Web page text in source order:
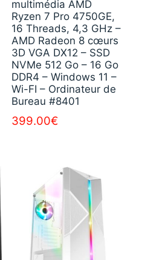
multimédia AMD
Ryzen 7 Pro 4750GE,
16 Threads, 4,3 GHz –
AMD Radeon 8 cœurs
3D VGA DX12 – SSD
NVMe 512 Go – 16 Go
DDR4 – Windows 11 –
Wi-FI – Ordinateur de
Bureau #8401
399.00€